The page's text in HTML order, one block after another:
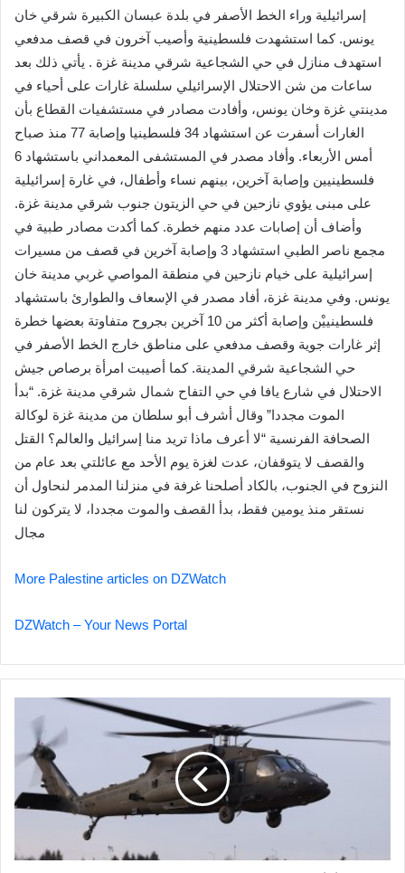
إسرائيلية وراء الخط الأصفر في بلدة عبسان الكبيرة شرقي خان
يونس. كما استشهدت فلسطينية وأصيب آخرون في قصف مدفعي
استهدف منازل في حي الشجاعية شرقي مدينة غزة . يأتي ذلك بعد
ساعات من شن الاحتلال الإسرائيلي سلسلة غارات على أحياء في
مدينتي غزة وخان يونس، وأفادت مصادر في مستشفيات القطاع بأن
الغارات أسفرت عن استشهاد 34 فلسطينيا وإصابة 77 منذ صباح
أمس الأربعاء. وأفاد مصدر في المستشفى المعمداني باستشهاد 6
فلسطينيين وإصابة آخرين، بينهم نساء وأطفال، في غارة إسرائيلية
على مبنى يؤوي نازحين في حي الزيتون جنوب شرقي مدينة غزة.
وأضاف أن إصابات عدد منهم خطرة. كما أكدت مصادر طبية في
مجمع ناصر الطبي استشهاد 3 وإصابة آخرين في قصف من مسيرات
إسرائيلية على خيام نازحين في منطقة المواصي غربي مدينة خان
يونس. وفي مدينة غزة، أفاد مصدر في الإسعاف والطوارئ باستشهاد
فلسطينييْن وإصابة أكثر من 10 آخرين بجروح متفاوتة بعضها خطرة
إثر غارات جوية وقصف مدفعي على مناطق خارج الخط الأصفر في
حي الشجاعية شرقي المدينة. كما أصيبت امرأة برصاص جيش
الاحتلال في شارع يافا في حي التفاح شمال شرقي مدينة غزة. “بدأ
الموت مجددا” وقال أشرف أبو سلطان من مدينة غزة لوكالة
الصحافة الفرنسية “لا أعرف ماذا تريد منا إسرائيل والعالم؟ القتل
والقصف لا يتوقفان، عدت لغزة يوم الأحد مع عائلتي بعد عام من
النزوح في الجنوب، بالكاد أصلحنا غرفة في منزلنا المدمر لنحاول أن
نستقر منذ يومين فقط، بدأ القصف والموت مجددا، لا يتركون لنا
مجال
More Palestine articles on DZWatch
DZWatch – Your News Portal
Pentagon,
Concerned
by
Rising
Military